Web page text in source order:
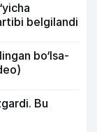
belgilandi
bo‘lsa-
Bu